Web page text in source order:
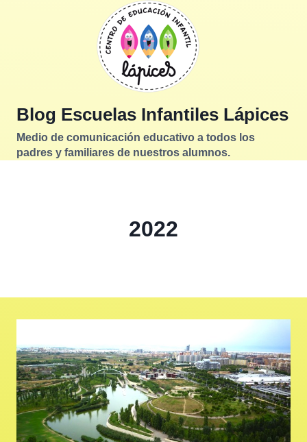
Blog Escuelas Infantiles Lápices
Medio de comunicación educativo a todos los
padres y familiares de nuestros alumnos.
2022